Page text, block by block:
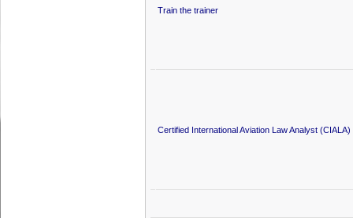
Train the trainer
Certified International Aviation Law Analyst (CIALA)